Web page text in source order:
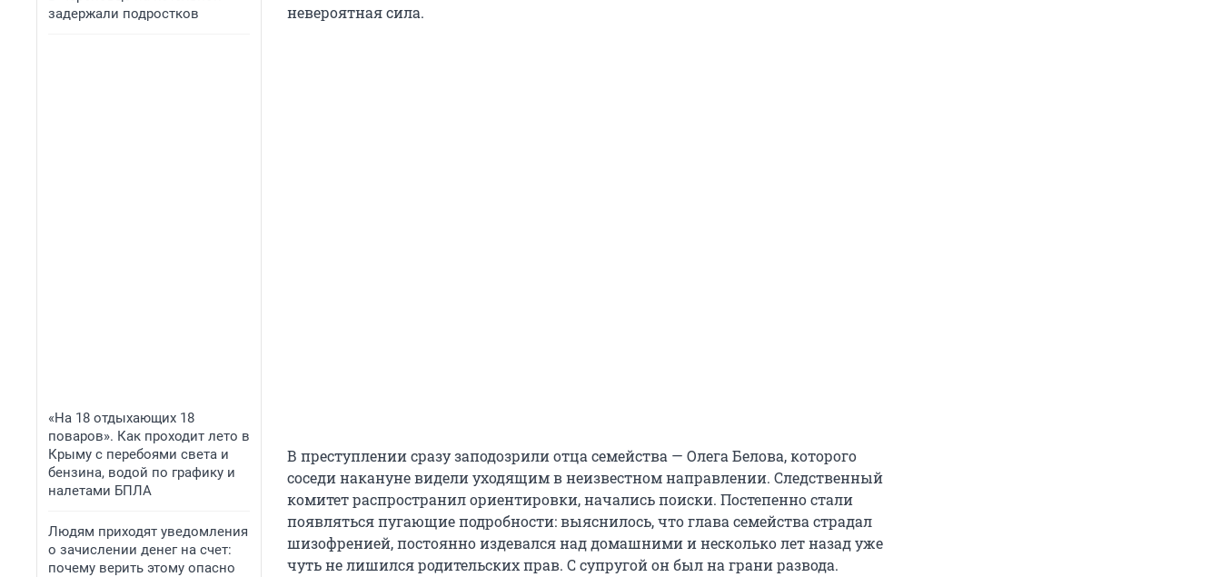
задержали подростков
«На 18 отдыхающих 18
поваров». Как проходит лето в
Крыму с перебоями света и
бензина, водой по графику и
налетами БПЛА
Людям приходят уведомления
о зачислении денег на счет:
почему верить этому опасно
невероятная сила.
В преступлении сразу заподозрили отца семейства — Олега Белова, которого
соседи накануне видели уходящим в неизвестном направлении. Следственный
комитет распространил ориентировки, начались поиски. Постепенно стали
появляться пугающие подробности: выяснилось, что глава семейства страдал
шизофренией, постоянно издевался над домашними и несколько лет назад уже
чуть не лишился родительских прав. С супругой он был на грани развода.